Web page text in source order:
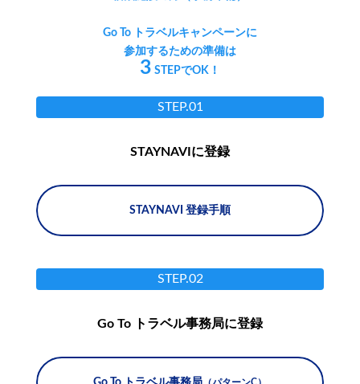
Go To トラベルキャンペーンに
参加するための準備は
3 STEPでOK！
STEP.01
STAYNAVIに登録
STAYNAVI 登録手順
STEP.02
Go To トラベル事務局に登録